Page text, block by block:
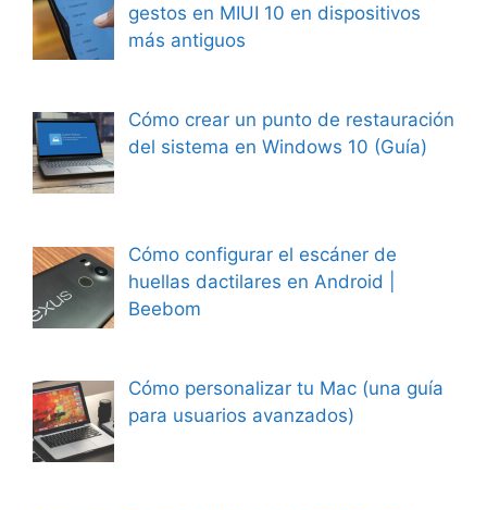
gestos en MIUI 10 en dispositivos
más antiguos
Cómo crear un punto de restauración
del sistema en Windows 10 (Guía)
Cómo configurar el escáner de
huellas dactilares en Android |
Beebom
Cómo personalizar tu Mac (una guía
para usuarios avanzados)